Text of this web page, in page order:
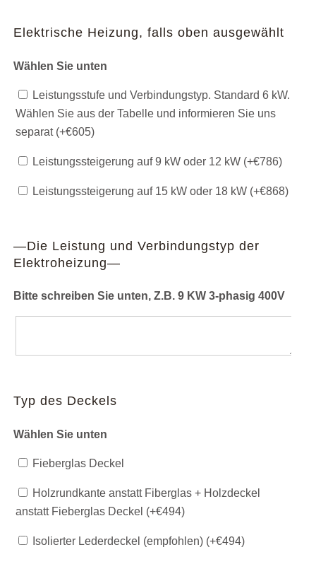
Elektrische Heizung, falls oben ausgewählt
Wählen Sie unten
Leistungsstufe und Verbindungstyp. Standard 6 kW.
Wählen Sie aus der Tabelle und informieren Sie uns
separat (+€605)
Leistungssteigerung auf 9 kW oder 12 kW (+€786)
Leistungssteigerung auf 15 kW oder 18 kW (+€868)
—Die Leistung und Verbindungstyp der
Elektroheizung—
Bitte schreiben Sie unten, Z.B. 9 KW 3-phasig 400V
Typ des Deckels
Wählen Sie unten
Fieberglas Deckel
Holzrundkante anstatt Fiberglas + Holzdeckel
anstatt Fieberglas Deckel (+€494)
Isolierter Lederdeckel (empfohlen) (+€494)